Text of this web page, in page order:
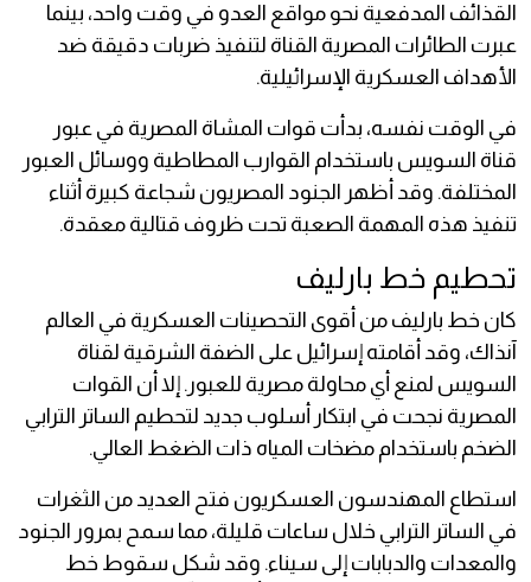
القذائف المدفعية نحو مواقع العدو في وقت واحد، بينما
عبرت الطائرات المصرية القناة لتنفيذ ضربات دقيقة ضد
الأهداف العسكرية الإسرائيلية.
في الوقت نفسه، بدأت قوات المشاة المصرية في عبور
قناة السويس باستخدام القوارب المطاطية ووسائل العبور
المختلفة. وقد أظهر الجنود المصريون شجاعة كبيرة أثناء
تنفيذ هذه المهمة الصعبة تحت ظروف قتالية معقدة.
تحطيم خط بارليف
كان خط بارليف من أقوى التحصينات العسكرية في العالم
آنذاك، وقد أقامته إسرائيل على الضفة الشرقية لقناة
السويس لمنع أي محاولة مصرية للعبور. إلا أن القوات
المصرية نجحت في ابتكار أسلوب جديد لتحطيم الساتر الترابي
الضخم باستخدام مضخات المياه ذات الضغط العالي.
استطاع المهندسون العسكريون فتح العديد من الثغرات
في الساتر الترابي خلال ساعات قليلة، مما سمح بمرور الجنود
والمعدات والدبابات إلى سيناء. وقد شكل سقوط خط